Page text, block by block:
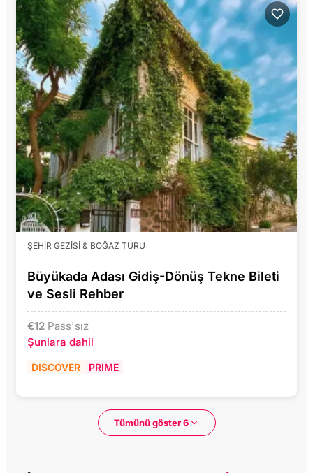
ŞEHIR GEZISI & BOĞAZ TURU
Büyükada Adası Gidiş-Dönüş Tekne Bileti
ve Sesli Rehber
€12 Pass'sız
Şunlara dahil
DISCOVER PRIME
Tümünü göster 6